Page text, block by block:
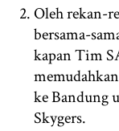
Oleh rekan-
bersama-
kapan Tim
ke Bandung
Skygers.